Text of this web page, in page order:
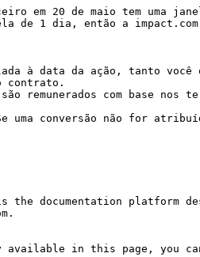
em 20 de maio tem uma
de 1 dia, então a
data da ação, tanto você
contrato.
com base nos
uma conversão não for
documentation platform
in this page, you can